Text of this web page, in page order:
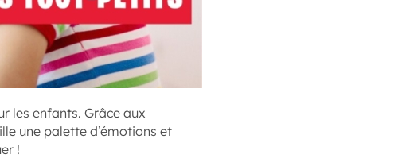
les enfants. Grâce aux
une palette d’émotions et
!